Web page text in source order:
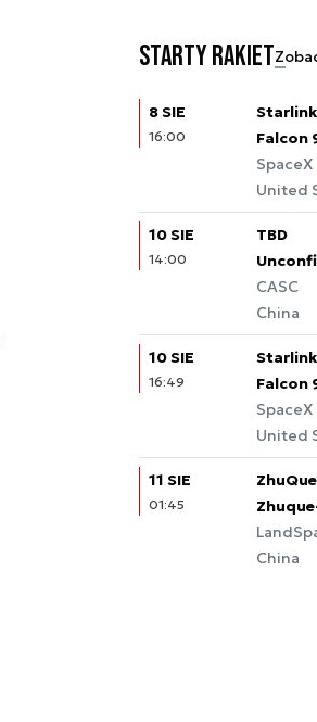
Starty rakiet
8 SIE
16:00
Falcon
SpaceX
United
10 SIE
14:00
TBD
CASC
China
10 SIE
16:49
Falcon
SpaceX
United
11 SIE
01:45
China